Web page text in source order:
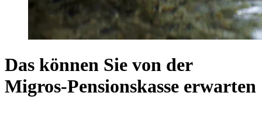
Das können Sie von der
Migros-Pensionskasse erwarten